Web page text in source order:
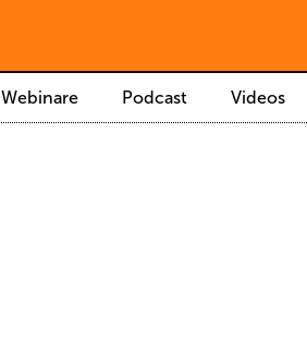
Webinare Podcast Videos